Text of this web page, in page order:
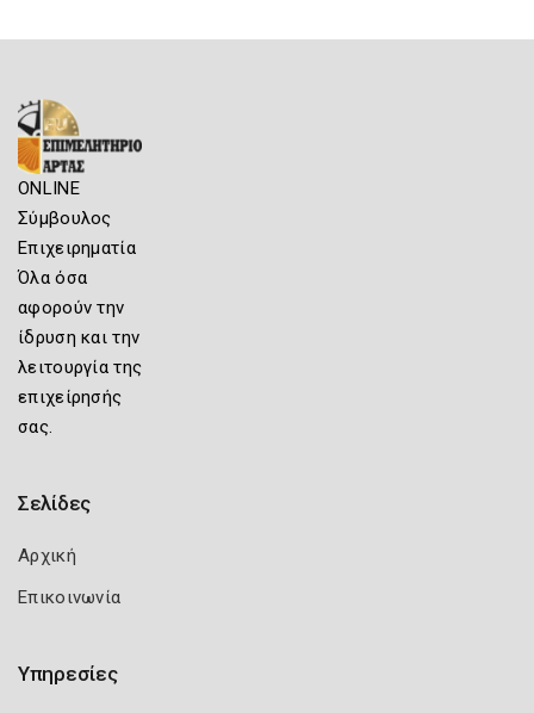
ONLINE
Σύμβουλος
Επιχειρηματία
Όλα όσα
αφορούν την
ίδρυση και την
λειτουργία της
επιχείρησής
σας.
Σελίδες
Αρχική
Επικοινωνία
Υπηρεσίες